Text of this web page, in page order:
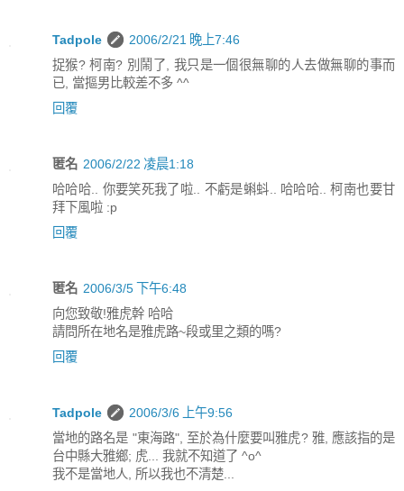
Tadpole
2006/2/21 晚上7:46
捉猴? 柯南? 別鬧了, 我只是一個很無聊的人去做無聊的事而
已, 當摳男比較差不多 ^^
回覆
匿名 2006/2/22 凌晨1:18
哈哈哈.. 你要笑死我了啦.. 不虧是蝌蚪.. 哈哈哈.. 柯南也要甘
拜下風啦 :p
回覆
匿名 2006/3/5 下午6:48
向您致敬!雅虎幹 哈哈
請問所在地名是雅虎路~段或里之類的嗎?
回覆
Tadpole
2006/3/6 上午9:56
當地的路名是 "東海路", 至於為什麼要叫雅虎? 雅, 應該指的是
台中縣大雅鄉; 虎... 我就不知道了 ^o^
我不是當地人, 所以我也不清楚...